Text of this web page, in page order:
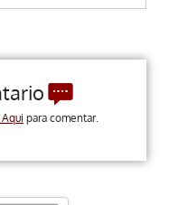
para comentar.